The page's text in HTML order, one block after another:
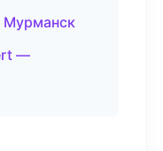
Мурманск
—